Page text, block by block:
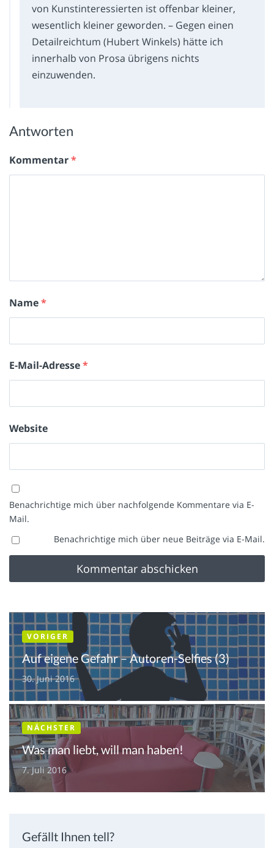
von Kunstinteressierten ist offenbar kleiner,
wesentlich kleiner geworden. – Gegen einen
Detailreichtum (Hubert Winkels) hätte ich
innerhalb von Prosa übrigens nichts
einzuwenden.
Antworten
Kommentar*
Name*
E-Mail-Adresse*
Website
Benachrichtige mich über nachfolgende Kommentare via E-
Mail.
Benachrichtige mich über neue Beiträge via E-Mail.
VORIGER
Auf eigene Gefahr – Autoren-Selfies (3)
30. Juni 2016
NÄCHSTER
Was man liebt, will man haben!
7. Juli 2016
Gefällt Ihnen tell?